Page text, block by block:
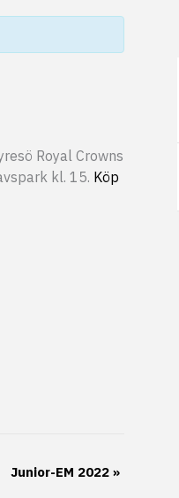
Royal Crowns
kl. 15. Köp
Junior-EM 2022 »